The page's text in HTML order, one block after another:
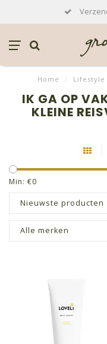
Home / Lifestyle
IK GA OP
KLEINE
Min: €0
Nieuwste producten
Alle merken